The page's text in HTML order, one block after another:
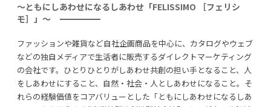
～ともにしあわせになるしあわせ「FELISSIMO ［フェリシ
モ］」～
ファッションや雑貨など自社企画商品を中心に、カタログやウェブ
などの独自メディアで生活者に販売するダイレクトマーケティング
の会社です。ひとりひとりがしあわせ共創の担い手となること、人
をしあわせにすること、自然・社会・人としあわせになること。そ
れらの経験価値をコアバリューとした「ともにしあわせになるしあ